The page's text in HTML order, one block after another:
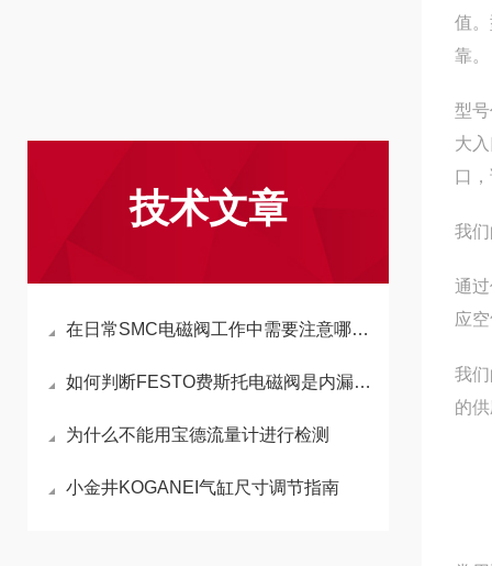
技术文章
在日常SMC电磁阀工作中需要注意哪几点
如何判断FESTO费斯托电磁阀是内漏还是外漏
为什么不能用宝德流量计进行检测
小金井KOGANEI气缸尺寸调节指南
值
靠。
型
大
口
我
通
应
我
的